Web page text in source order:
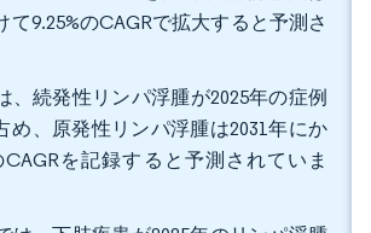
て9.25%のCAGRで拡大すると予測さ
、続発性リンパ浮腫が2025年の症例
め、原発性リンパ浮腫は2031年にか
CAGRを記録すると予測されていま